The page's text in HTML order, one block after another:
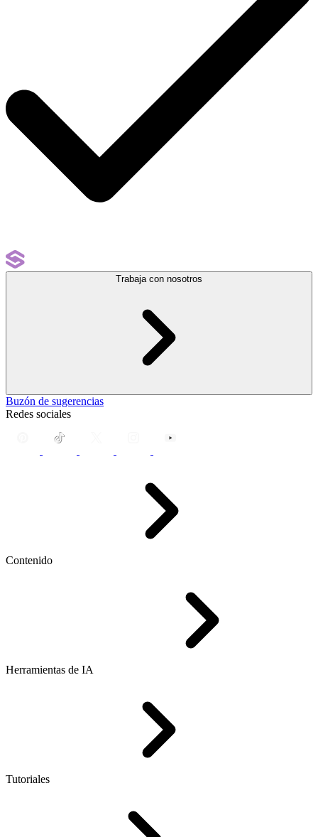
Trabaja con nosotros
Buzón de sugerencias
Redes sociales
Contenido
Herramientas de IA
Tutoriales